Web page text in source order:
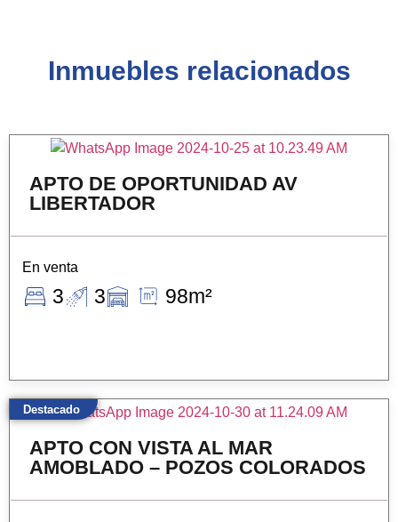
Inmuebles relacionados
APTO DE OPORTUNIDAD AV
LIBERTADOR
En venta
3 3 98m²
APTO CON VISTA AL MAR
AMOBLADO – POZOS COLORADOS
Destacado